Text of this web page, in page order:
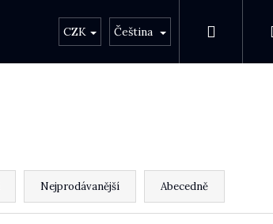
Další výrobci O Anima
CZK Čeština
Nejprodávanější Abecedně